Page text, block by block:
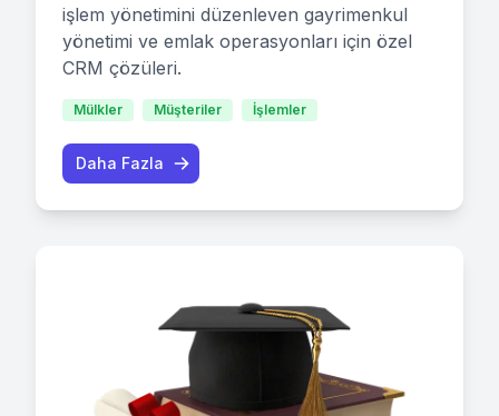
işlem yönetimini düzenleven gayrimenkul
yönetimi ve emlak operasyonları için özel
CRM çözüleri.
Mülkler Müşteriler İşlemler
Daha Fazla